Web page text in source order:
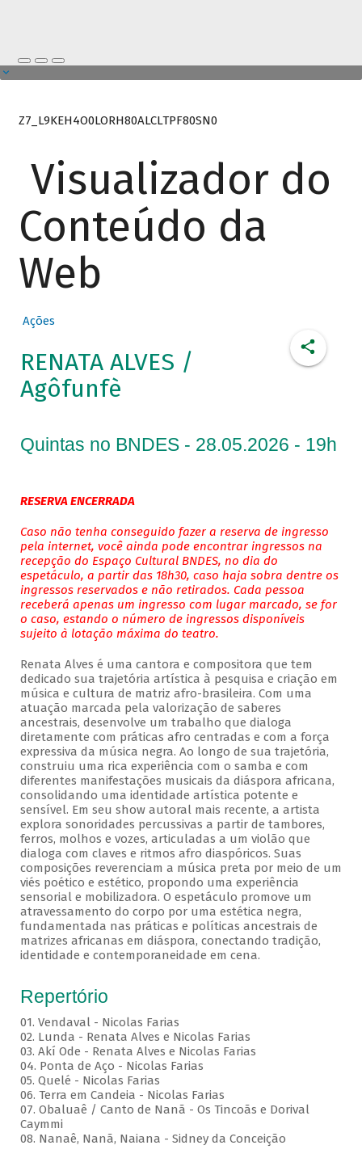
Z7_L9KEH4O0LORH80ALCLTPF80SN0
Visualizador do
Conteúdo da
Web
Ações
RENATA ALVES /
Agôfunfè
Quintas no BNDES - 28.05.2026 - 19h
RESERVA ENCERRADA
Caso não tenha conseguido fazer a reserva de ingresso
pela internet, você ainda pode encontrar ingressos na
recepção do Espaço Cultural BNDES, no dia do
espetáculo, a partir das 18h30, caso haja sobra dentre os
ingressos reservados e não retirados. Cada pessoa
receberá apenas um ingresso com lugar marcado, se for
o caso, estando o número de ingressos disponíveis
sujeito à lotação máxima do teatro.
Renata Alves é uma cantora e compositora que tem
dedicado sua trajetória artística à pesquisa e criação em
música e cultura de matriz afro-brasileira. Com uma
atuação marcada pela valorização de saberes
ancestrais, desenvolve um trabalho que dialoga
diretamente com práticas afro centradas e com a força
expressiva da música negra. Ao longo de sua trajetória,
construiu uma rica experiência com o samba e com
diferentes manifestações musicais da diáspora africana,
consolidando uma identidade artística potente e
sensível. Em seu show autoral mais recente, a artista
explora sonoridades percussivas a partir de tambores,
ferros, molhos e vozes, articuladas a um violão que
dialoga com claves e ritmos afro diaspóricos. Suas
composições reverenciam a música preta por meio de um
viés poético e estético, propondo uma experiência
sensorial e mobilizadora. O espetáculo promove um
atravessamento do corpo por uma estética negra,
fundamentada nas práticas e políticas ancestrais de
matrizes africanas em diáspora, conectando tradição,
identidade e contemporaneidade em cena.
Repertório
01. Vendaval - Nicolas Farias
02. Lunda - Renata Alves e Nicolas Farias
03. Akí Ode - Renata Alves e Nicolas Farias
04. Ponta de Aço - Nicolas Farias
05. Quelé - Nicolas Farias
06. Terra em Candeia - Nicolas Farias
07. Obaluaê / Canto de Nanã - Os Tincoãs e Dorival
Caymmi
08. Nanaê, Nanã, Naiana - Sidney da Conceição